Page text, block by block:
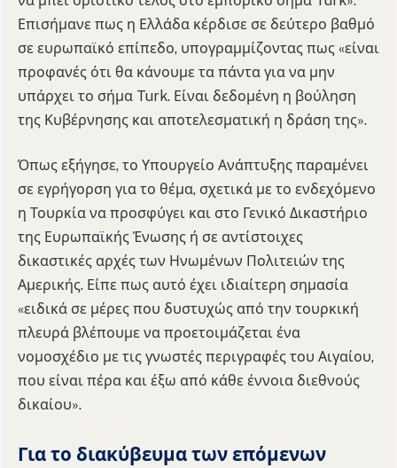
Επισήμανε πως η Ελλάδα κέρδισε σε δεύτερο βαθμό
σε ευρωπαϊκό επίπεδο, υπογραμμίζοντας πως «είναι
προφανές ότι θα κάνουμε τα πάντα για να μην
υπάρχει το σήμα Turk. Είναι δεδομένη η βούληση
της Κυβέρνησης και αποτελεσματική η δράση της».
Όπως εξήγησε, το Υπουργείο Ανάπτυξης παραμένει
σε εγρήγορση για το θέμα, σχετικά με το ενδεχόμενο
η Τουρκία να προσφύγει και στο Γενικό Δικαστήριο
της Ευρωπαϊκής Ένωσης ή σε αντίστοιχες
δικαστικές αρχές των Ηνωμένων Πολιτειών της
Αμερικής. Είπε πως αυτό έχει ιδιαίτερη σημασία
«ειδικά σε μέρες που δυστυχώς από την τουρκική
πλευρά βλέπουμε να προετοιμάζεται ένα
νομοσχέδιο με τις γνωστές περιγραφές του Αιγαίου,
που είναι πέρα και έξω από κάθε έννοια διεθνούς
δικαίου».
Για το διακύβευμα των επόμενων